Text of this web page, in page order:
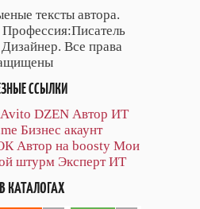
тексты автора.
Профессия:Писатель
Все права
ССЫЛКИ
Avito DZEN Автор ИТ
Бизнес акаунт
Автор на boosty Мои
штурм Эксперт ИТ
КАТАЛОГАХ